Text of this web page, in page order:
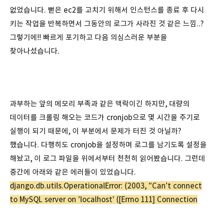
없었습니다. 뻗은 ec2를 고치기 위해서 인스턴스를 종료 후 다시
키는 작업을 반복하면서 그동안의 로그가 사라진 것 같은 느낌..?
그렇기에!! 빠르게 포기하고 다음 의심스러운 부분을
찾아나섰습니다.
과부하는 앞의 메모리 부족과 같은 맥락이긴 하지만, 대량의
데이터를 크롤링 해오는 코드가 cronjob으로 몇 시간을 주기로
실행이 되기 때문에, 이 부분에서 문제가 터진 것 아닐까?
했습니다. 다행히도 cronjob을 설정하며 로그를 남기도록 설정을
해놨고, 이 로그 파일을 위에서부터 천천히 읽어봤습니다. 그런데
중간에 아래와 같은 에러들이 있었습니다.
django.db.utils.OperationalError: (2003, "Can't connect
to MySQL server on 'localhost' ([Errno 111] Connection